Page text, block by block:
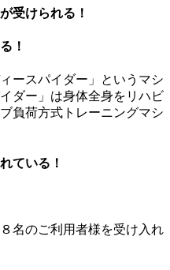
受けられる！
！
ースパイダー」というマシ
ダー」は身体全身をリハビ
負荷方式トレーニングマシ
ている！
名のご利用者様を受け入れ